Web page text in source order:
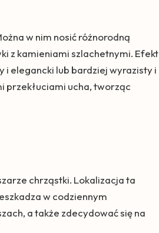
w nim nosić różnorodną
z kamieniami szlachetnymi. Efekt
i elegancki lub bardziej wyrazisty i
przekłuciami ucha, tworząc
chrząstki. Lokalizacja ta
w codziennym
a także zdecydować się na